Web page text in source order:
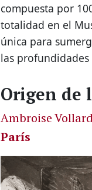
compuesta por
totalidad en el
única para
las
Origen de
Ambroise
París